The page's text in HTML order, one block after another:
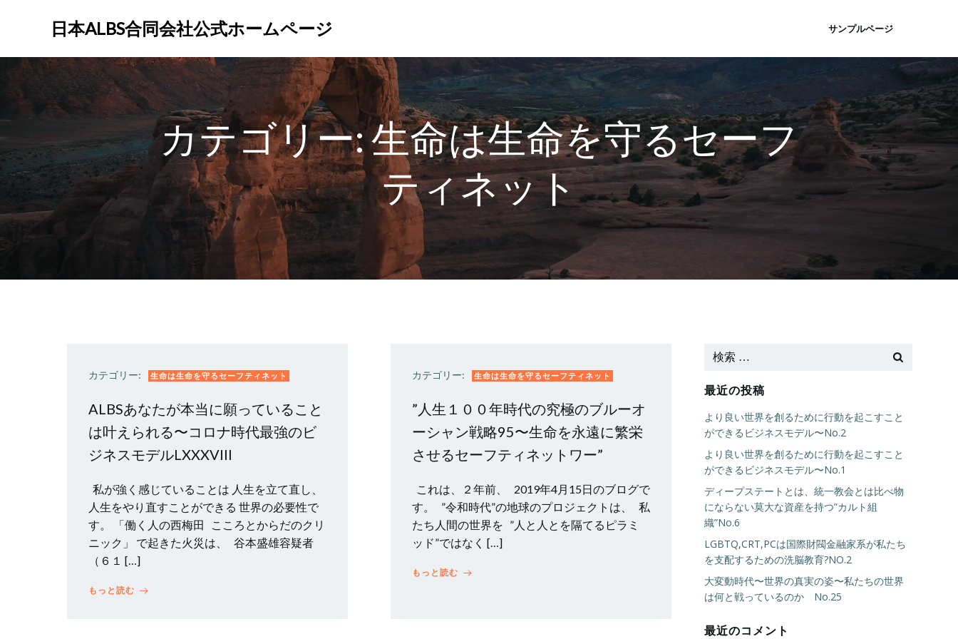
ン
プ
日本ALBS合同会社公式ホームページ サンプルページ
カテゴリー:生命は生命を守るセーフ
ティネット
カテゴリー: 生命は生命を守るセーフティネット
ALBSあなたが本当に願っていること
は叶えられる〜コロナ時代最強のビ
ジネスモデルLXXXVIII
私が強く感じていることは 人生を立て直し、
人生をやり直すことができる 世界の必要性で
す。 「働く人の西梅田 こころとからだのクリ
ニック」 で起きた火災は、 谷本盛雄容疑者
（６１ […]
もっと読む
カテゴリー: 生命は生命を守るセーフティネット
”人生１００年時代の究極のブルーオ
ーシャン戦略95〜生命を永遠に繁栄
させるセーフティネットワー”
これは、２年前、 2019年4月15日のブログで
す。 ”令和時代”の地球のプロジェクトは、 私
たち人間の世界を ”人と人とを隔てるピラミ
ッド”ではなく […]
もっと読む
最近の投稿
より良い世界を創るために行動を起こすこと
ができるビジネスモデル〜No.2
より良い世界を創るために行動を起こすこと
ができるビジネスモデル〜No.1
ディープステートとは、統一教会とは比べ物
にならない莫大な資産を持つ”カルト組
織”No.6
LGBTQ,CRT,PCは国際財閥金融家系が私たち
を支配するための洗脳教育?NO.2
大変動時代〜世界の真実の姿〜私たちの世界
は何と戦っているのか No.25
最近のコメント